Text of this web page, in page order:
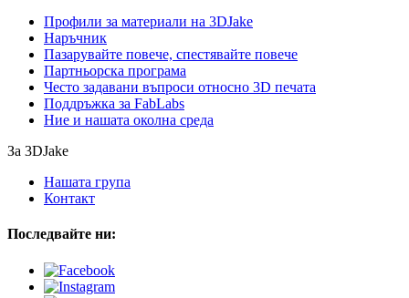
Профили за материали на 3DJake
Наръчник
Пазарувайте повече, спестявайте повече
Партньорска програма
Често задавани въпроси относно 3D печата
Поддръжка за FabLabs
Ние и нашата околна среда
За 3DJake
Нашата група
Контакт
Последвайте ни: